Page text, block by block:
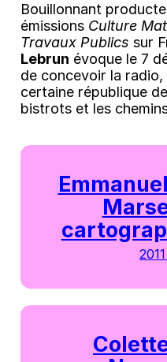
Bouillonnant
émissions Culture
Travaux Publics sur
Lebrun évoque le 7
de concevoir la radio,
certaine république
bistrots et les